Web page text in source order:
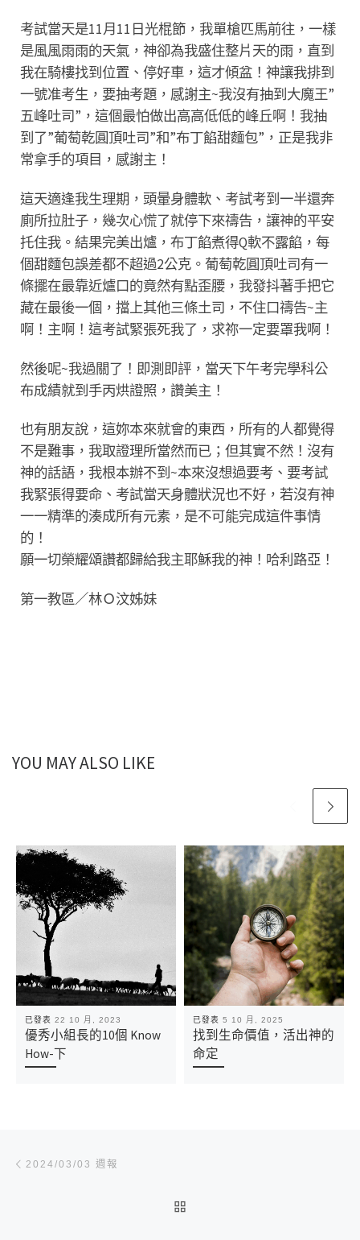
考試當天是11月11日光棍節，我單槍匹馬前往，一樣
是風風雨雨的天氣，神卻為我盛住整片天的雨，直到
我在騎樓找到位置、停好車，這才傾盆！神讓我排到
一號准考生，要抽考題，感謝主~我沒有抽到大魔王”
五峰吐司”，這個最怕做出高高低低的峰丘啊！我抽
到了”葡萄乾圓頂吐司”和”布丁餡甜麵包”，正是我非
常拿手的項目，感謝主！
這天適逢我生理期，頭暈身體軟、考試考到一半還奔
廁所拉肚子，幾次心慌了就停下來禱告，讓神的平安
托住我。結果完美出爐，布丁餡煮得Q軟不露餡，每
個甜麵包誤差都不超過2公克。葡萄乾圓頂吐司有一
條擺在最靠近爐口的竟然有點歪腰，我發抖著手把它
藏在最後一個，擋上其他三條土司，不住口禱告~主
啊！主啊！這考試緊張死我了，求祢一定要罩我啊！
然後呢~我過關了！即測即評，當天下午考完學科公
布成績就到手丙烘證照，讚美主！
也有朋友說，這妳本來就會的東西，所有的人都覺得
不是難事，我取證理所當然而已；但其實不然！沒有
神的話語，我根本辦不到~本來沒想過要考、要考試
我緊張得要命、考試當天身體狀況也不好，若沒有神
一一精準的湊成所有元素，是不可能完成這件事情
的！
願一切榮耀頌讚都歸給我主耶穌我的神！哈利路亞！
第一教區／林Ｏ汶姊妹
YOU MAY ALSO LIKE
已發表22 10 月, 2023
優秀小組長的10個 Know
How-下
已發表5 10 月, 2025
找到生命價值，活出神的
命定
2024/03/03 週報